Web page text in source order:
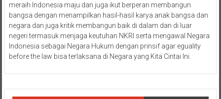
meraih Indonesia maju dan juga ikut berperan membangun
bangsa dengan menampilkan hasil-hasil karya anak bangsa dan
negara dan juga kritik membangun baik di dalam dan di luar
negeri termasuk menjaga keutuhan NKRI serta mengawal Negara
Indonesia sebagai Negara Hukum dengan prinsif agar eguality
before the law bisa terlaksana di Negara yang Kita Cintai Ini.